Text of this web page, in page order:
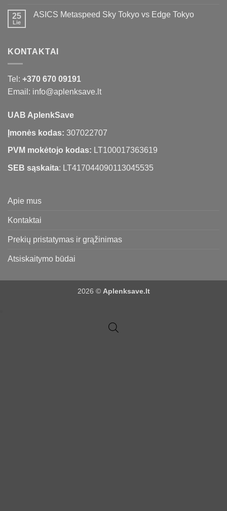
25
Lie
ASICS Metaspeed Sky Tokyo vs Edge Tokyo
KONTAKTAI
Tel: +370 670 09191
Email: info@aplenksave.lt
UAB AplenkSave
Įmonės kodas: 307022707
PVM mokėtojo kodas: LT100017363619
SEB sąskaita: LT417044090113045535
Apie mus
Kontaktai
Prekių pristatymas ir grąžinimas
Atsiskaitymo būdai
2026 © Aplenksave.lt